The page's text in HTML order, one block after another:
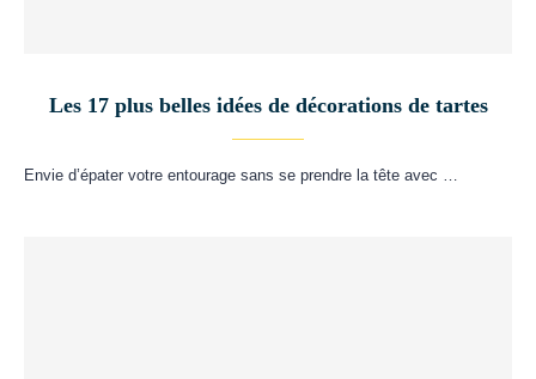
Les 17 plus belles idées de décorations de tartes
Envie d’épater votre entourage sans se prendre la tête avec …